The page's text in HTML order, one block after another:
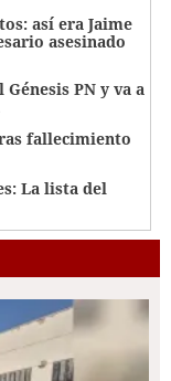
así era Jaime
asesinado
PN y va a
fallecimiento
La lista del